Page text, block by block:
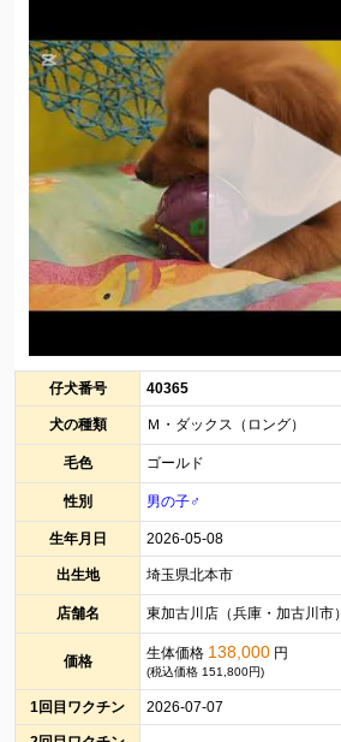
仔犬番号 40365
犬の種類 Ｍ・ダックス（ロング）
毛色 ゴールド
性別 男の子♂
生年月日 2026-05-08
出生地 埼玉県北本市
店舗名 東加古川店（兵庫・加古川市）
価格 生体価格 138,000 円
(税込価格 151,800円)
1回目ワクチン 2026-07-07